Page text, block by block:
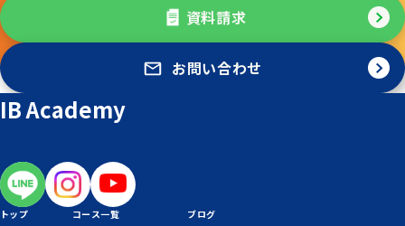
資料請求
お問い合わせ
IB Academy
トップ コース一覧 ブログ